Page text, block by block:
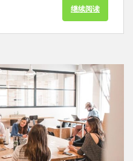
继续阅读